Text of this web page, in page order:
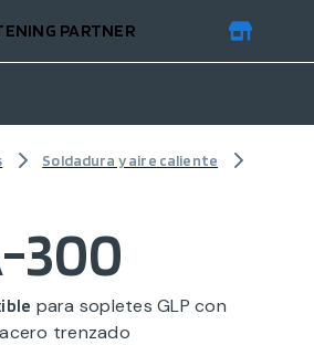
PARTNER
Soldadura y aire caliente
300
para sopletes GLP con
trenzado